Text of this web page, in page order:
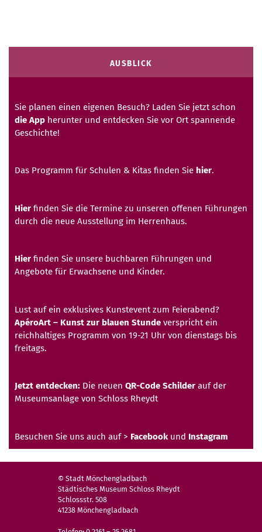
AUSBLICK
Sie planen einen eigenen Besuch? Laden Sie jetzt schon
die App herunter und entdecken Sie vor Ort spannende
Geschichte!
Das Programm für Schulen & Kitas finden Sie hier.
Hier finden Sie die Termine zu unseren offenen Führungen
durch die neue Ausstellung im Herrenhaus.
Hier finden Sie unsere buchbaren Führungen und
Angebote für Erwachsene und Kinder.
Lust auf ein exklusives Kunstevent zum Feierabend?
ApéroArt – Kunst zur blauen Stunde verspricht ein
reichhaltiges Programm von 19-21 Uhr von dienstags bis
freitags.
Jetzt entdecken: Die neuen QR-Code Schilder auf der
Museumsanlage von Schloss Rheydt
Besuchen Sie uns auch auf > Facebookund Instagram
© Stadt Mönchengladbach
Städtisches Museum Schloss Rheydt
Schlossstr. 508
41238 Mönchengladbach